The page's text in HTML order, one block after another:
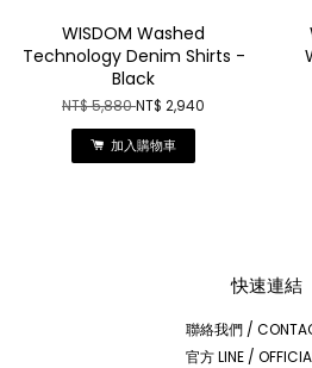
WISDOM Washed
Technology Denim Shirts -
Black
NT$ 5,880NT$ 2,940
加入購物車
快速連結
聯絡我們 /
官方 LINE /